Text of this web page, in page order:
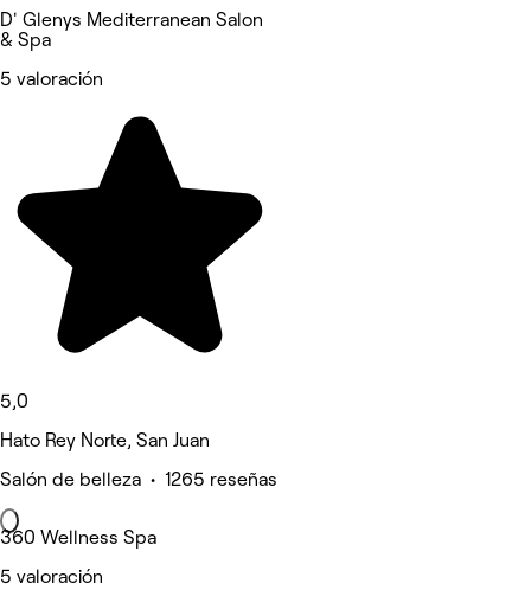
D' Glenys Mediterranean Salon
& Spa
5 valoración
5,0
Hato Rey Norte, San Juan
Salón de belleza • 1265 reseñas
360 Wellness Spa
5 valoración